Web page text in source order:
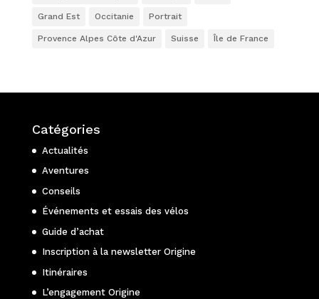
Grand Est Occitanie Portrait
Provence Alpes Côte d'Azur Suisse Île de France
Catégories
Actualités
Aventures
Conseils
Événements et essais des vélos
Guide d’achat
Inscription à la newsletter Origine
Itinéraires
L’engagement Origine